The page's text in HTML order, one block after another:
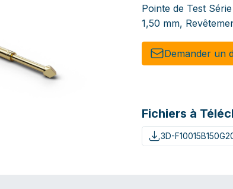
Pointe de Test
1,50 mm,
Demander un
Fichiers à
3D-